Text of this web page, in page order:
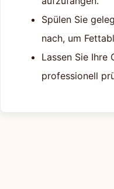
Spülen Sie
nach, um
Lassen Sie Ihre
professionell